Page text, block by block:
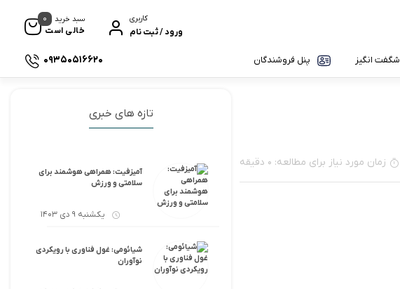
کاربری
ورود / ثبت نام
سبد خرید
خالی است
0
شگفت انگیز پنل فروشندگان 09350516620
زمان مورد نیاز برای مطالعه: 0 دقیقه
تازه های خبری
آمیزفیت: همراهی هوشمند برای
سلامتی و ورزش
یکشنبه 9 دی 1403
شیائومی: غول فناوری با رویکردی
نوآوران